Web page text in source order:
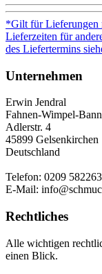
*Gilt für Lieferungen
Lieferzeiten für
des Liefertermins
Unternehmen
Erwin Jendral
Fahnen-Wimpel-
Adlerstr. 4
45899 Gelsenkirchen
Deutschland
Telefon: 0209 582263
E-Mail:
Rechtliches
Alle wichtigen
einen Blick.